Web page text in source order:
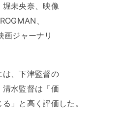
未央奈、映像
、
ジャーナリ
、下津監督の
清水監督は「価
」と高く評価した。